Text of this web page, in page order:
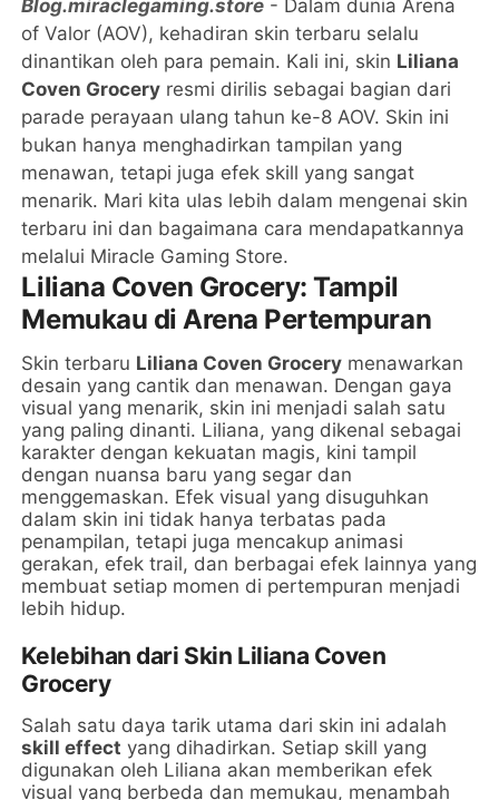
Blog.miraclegaming.store - Dalam dunia Arena
of Valor (AOV), kehadiran skin terbaru selalu
dinantikan oleh para pemain. Kali ini, skin Liliana
Coven Grocery resmi dirilis sebagai bagian dari
parade perayaan ulang tahun ke-8 AOV. Skin ini
bukan hanya menghadirkan tampilan yang
menawan, tetapi juga efek skill yang sangat
menarik. Mari kita ulas lebih dalam mengenai skin
terbaru ini dan bagaimana cara mendapatkannya
melalui Miracle Gaming Store.
Liliana Coven Grocery: Tampil
Memukau di Arena Pertempuran
Skin terbaru Liliana Coven Grocery menawarkan
desain yang cantik dan menawan. Dengan gaya
visual yang menarik, skin ini menjadi salah satu
yang paling dinanti. Liliana, yang dikenal sebagai
karakter dengan kekuatan magis, kini tampil
dengan nuansa baru yang segar dan
menggemaskan. Efek visual yang disuguhkan
dalam skin ini tidak hanya terbatas pada
penampilan, tetapi juga mencakup animasi
gerakan, efek trail, dan berbagai efek lainnya yang
membuat setiap momen di pertempuran menjadi
lebih hidup.
Kelebihan dari Skin Liliana Coven
Grocery
Salah satu daya tarik utama dari skin ini adalah
skill effect yang dihadirkan. Setiap skill yang
digunakan oleh Liliana akan memberikan efek
visual yang berbeda dan memukau, menambah